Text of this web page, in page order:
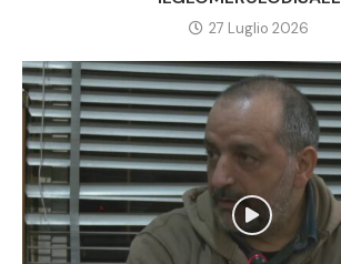
27 Luglio 2026